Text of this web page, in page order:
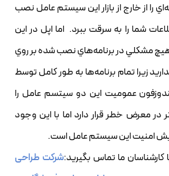
را از خارج از بازار اين سيستم عامل نصب
شما را به سرقت ببرد. اما اپل در اين
مشکلي در برنامه‌هاي نصب شده بر روي
زيرا تمام برنامه‌ها به طور کامل توسط
عموميت اين دو سيتسم عامل را
در معرض خطر قرار دارد اما با اين وجود
امنيت اين سيستم عامل است.
کارشناسان ما تماس بگيريد:شرکت طراحی